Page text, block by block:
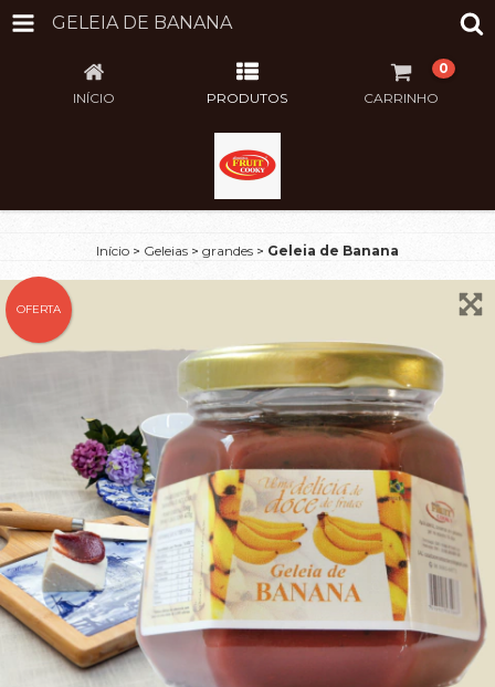
GELEIA DE BANANA
INÍCIO PRODUTOS CARRINHO
0
Início > Geleias > grandes > Geleia de Banana
OFERTA